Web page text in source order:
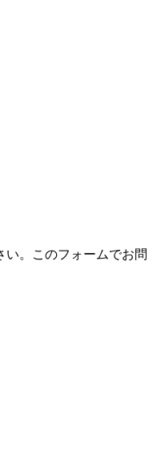
い。このフォームでお問